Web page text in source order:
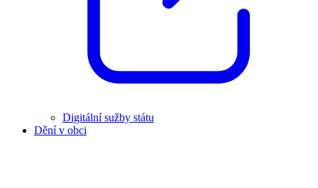
Digitální sužby státu
Dění v obci